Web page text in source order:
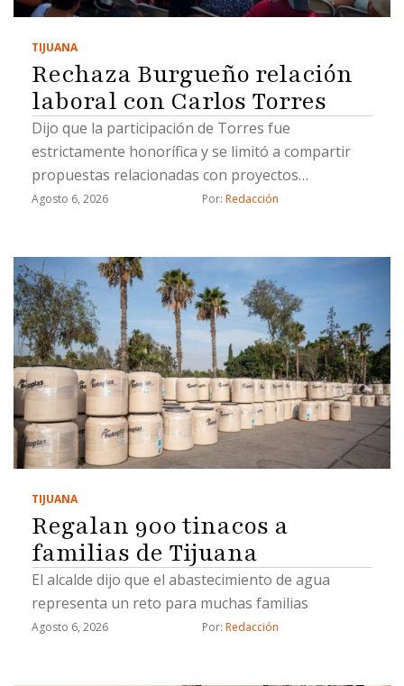
TIJUANA
Rechaza Burgueño relación
laboral con Carlos Torres
Dijo que la participación de Torres fue
estrictamente honorífica y se limitó a compartir
propuestas relacionadas con proyectos
estratégicos
Agosto 6, 2026 Por: Redacción
TIJUANA
Regalan 900 tinacos a
familias de Tijuana
El alcalde dijo que el abastecimiento de agua
representa un reto para muchas familias
Agosto 6, 2026 Por: Redacción